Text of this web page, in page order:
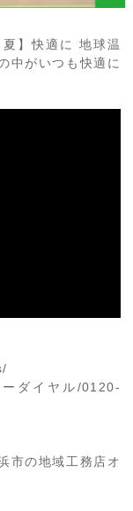
】快適に 地球温
中がいつも快適に
ダイヤル/0120-
市の地域工務店オ